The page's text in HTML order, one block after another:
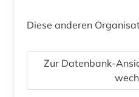
Diese anderen
Zur Datenbank-